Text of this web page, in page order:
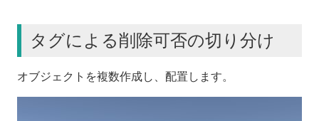
タグによる削除可否の切り分け
オブジェクトを複数作成し、配置します。